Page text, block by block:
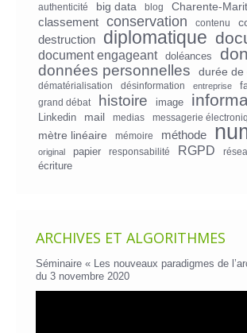
authenticité big data blog
Charente-
classement
conservation contenu
destruction
diplomatique
document engageant doléances
données personnelles durée de
dématérialisation désinformation entreprise
grand débat histoire image
Linkedin mail medias messagerie
mètre linéaire mémoire méthode
original papier responsabilité RGPD
écriture
ARCHIVES ET ALGORITHMES
Séminaire « Les nouveaux paradigmes de
du 3 novembre 2020